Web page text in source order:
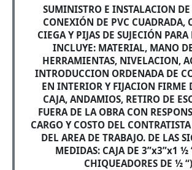
SUMINISTRO E INSTALACION DE
CONEXIÓN DE PVC CUADRADA,
CIEGA Y PIJAS DE SUJECIÓN
INCLUYE: MATERIAL, MANO
HERRAMIENTAS, NIVELACION,
INTRODUCCION ORDENADA DE
EN INTERIOR Y FIJACION FIRME
CAJA, ANDAMIOS, RETIRO DE
FUERA DE LA OBRA CON
CARGO Y COSTO DEL
DEL AREA DE TRABAJO. DE LAS
MEDIDAS: CAJA DE 3”x3”x1 ½
CHIQUEADORES DE ½ “)